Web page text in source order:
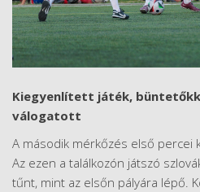
Kiegyenlített játék,
válogatott
A második mérkőzés első percei
Az ezen a találkozón játszó
tűnt, mint az elsőn pályára lépő.